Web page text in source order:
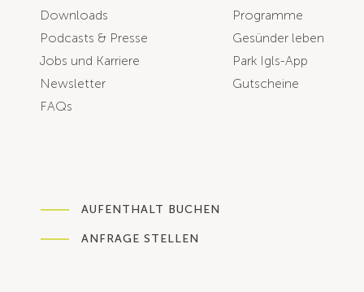
Downloads
Podcasts & Presse
Jobs und Karriere
Newsletter
FAQs
Programme
Gesünder leben
Park Igls-App
Gutscheine
AUFENTHALT BUCHEN
ANFRAGE STELLEN